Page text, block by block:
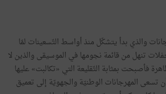
للمهرجانات والذي بدأ يتشكّل منذ أواسط التّسعينات لمّا
تنهل من قائمة نجومها في الموسيقى والذين لا
فأصبحت بمثابة التّقليعة التي «تكالبت» عليها
تسعى المهرجانات الوطنيّة والجهويّة إلى تعميق